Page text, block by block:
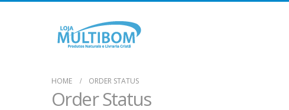
HOME ORDER STATUS
Order Status